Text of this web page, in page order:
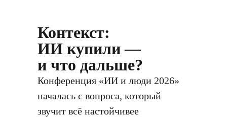
Контекст:
ИИ купили —
и что дальше?
Конференция «ИИ и люди 2026»
началась с вопроса, который
звучит всё настойчивее